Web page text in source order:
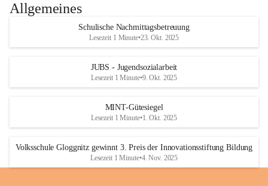
Allgemeines
Schulische Nachmittagsbetreuung
Lesezeit 1 Minute•23. Okt. 2025
JUBS - Jugendsozialarbeit
Lesezeit 1 Minute•9. Okt. 2025
MINT-Gütesiegel
Lesezeit 1 Minute•1. Okt. 2025
Volksschule Gloggnitz gewinnt 3. Preis der Innovationsstiftung Bildung
Lesezeit 1 Minute•4. Nov. 2025